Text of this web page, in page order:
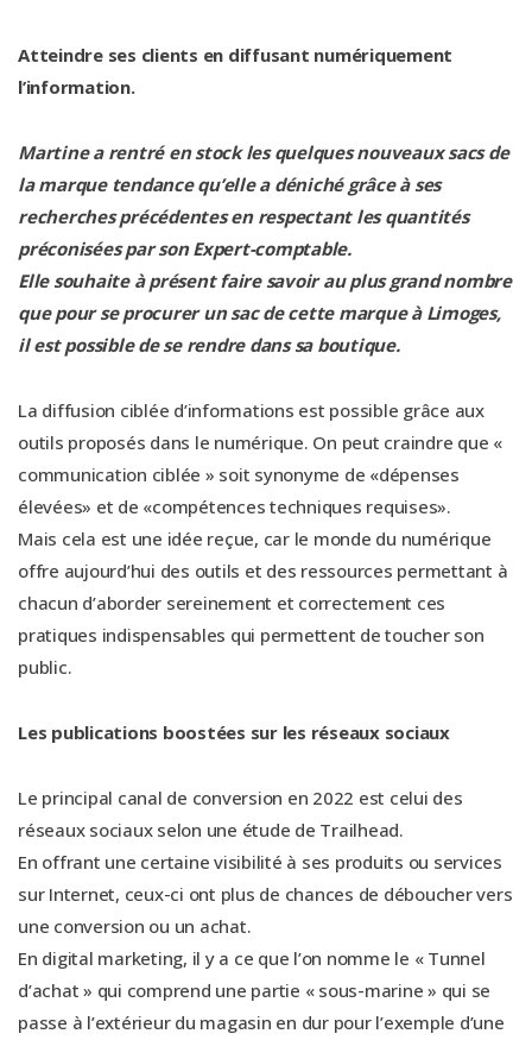
Atteindre ses clients en diffusant numériquement
l’information.
Martine a rentré en stock les quelques nouveaux sacs de
la marque tendance qu’elle a déniché grâce à ses
recherches précédentes en respectant les quantités
préconisées par son Expert-comptable.
Elle souhaite à présent faire savoir au plus grand nombre
que pour se procurer un sac de cette marque à Limoges,
il est possible de se rendre dans sa boutique.
La diffusion ciblée d’informations est possible grâce aux
outils proposés dans le numérique. On peut craindre que «
communication ciblée » soit synonyme de «dépenses
élevées» et de «compétences techniques requises».
Mais cela est une idée reçue, car le monde du numérique
offre aujourd’hui des outils et des ressources permettant à
chacun d’aborder sereinement et correctement ces
pratiques indispensables qui permettent de toucher son
public.
Les publications boostées sur les réseaux sociaux
Le principal canal de conversion en 2022 est celui des
réseaux sociaux selon une étude de Trailhead.
En offrant une certaine visibilité à ses produits ou services
sur Internet, ceux-ci ont plus de chances de déboucher vers
une conversion ou un achat.
En digital marketing, il y a ce que l’on nomme le « Tunnel
d’achat » qui comprend une partie « sous-marine » qui se
passe à l’extérieur du magasin en dur pour l’exemple d’une